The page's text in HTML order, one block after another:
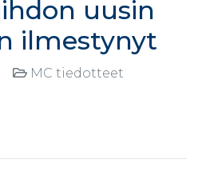
uusin
ilmestynyt
MC tiedotteet